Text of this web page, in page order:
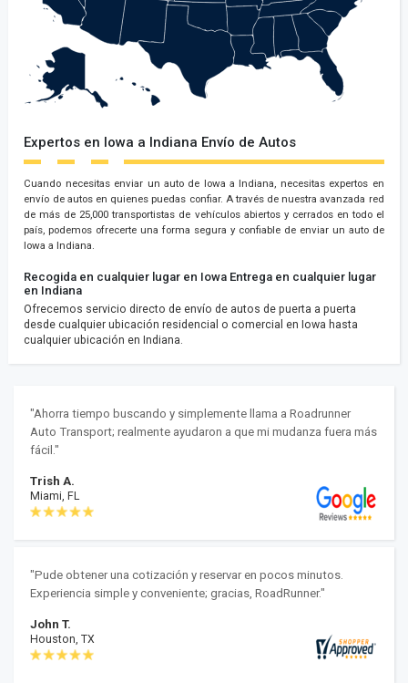
Expertos en Iowa a Indiana Envío de Autos
Cuando necesitas enviar un auto de Iowa a Indiana, necesitas expertos en
envío de autos en quienes puedas confiar. A través de nuestra avanzada red
de más de 25,000 transportistas de vehículos abiertos y cerrados en todo el
país, podemos ofrecerte una forma segura y confiable de enviar un auto de
Iowa a Indiana.
Recogida en cualquier lugar en Iowa Entrega en cualquier lugar
en Indiana
Ofrecemos servicio directo de envío de autos de puerta a puerta
desde cualquier ubicación residencial o comercial en Iowa hasta
cualquier ubicación en Indiana.
"Ahorra tiempo buscando y simplemente llama a Roadrunner
Auto Transport; realmente ayudaron a que mi mudanza fuera más
fácil."
Trish A.
Miami, FL
"Pude obtener una cotización y reservar en pocos minutos.
Experiencia simple y conveniente; gracias, RoadRunner."
John T.
Houston, TX